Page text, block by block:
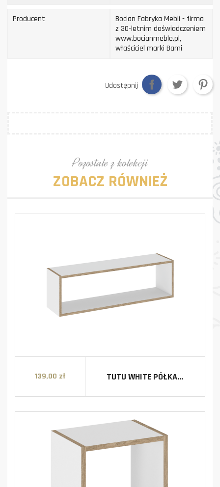
Producent
Bocian Fabryka Mebli - firma
z 30-letnim doświadczeniem
www.bocianmeble.pl,
właściciel marki Bami
Udostępnij
Pozostałe z kolekcji
ZOBACZ RÓWNIEŻ
Cena
139,00 zł TUTU WHITE PÓŁKA...